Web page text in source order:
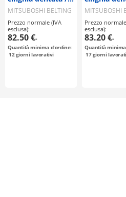
S8M / puleggia
flangiata
selezionabile /
configurabile /
acciaio / brunito,
nichelatura
chimica / S8M0300
MITSUBOSHI BELTING
Prezzo normale (IVA
esclusa):
82.50 €-
Quantità minima d'ordine:
12giorni lavorativi
S8M /
flangiata
acciaio
MITSUBOSHI
Prezzo
esclusa):
83.20 €-
Quantità
17giorni